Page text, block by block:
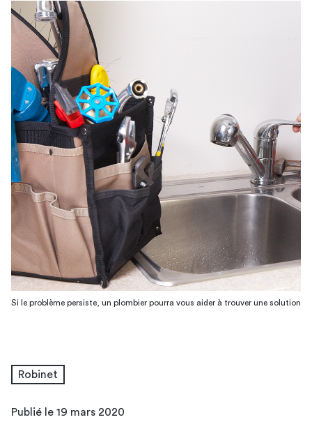
Si le problème persiste, un plombier pourra vous aider à trouver une solution
Robinet
Publié le 19 mars 2020